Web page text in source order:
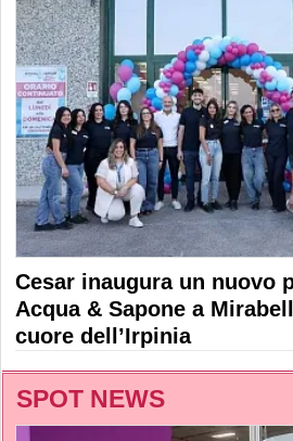
Cesar inaugura un nuovo
Acqua & Sapone a
cuore dell’Irpinia
SPOT NEWS